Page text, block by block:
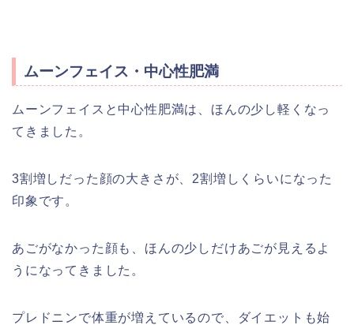
ムーンフェイス・中心性肥満
ムーンフェイスと中心性肥満は、ほんの少し軽くなっ
てきました。
3割増しだった顔の大きさが、2割増しくらいになった
印象です。
あごがなかった顔も、ほんの少しだけあごが見えるよ
うになってきました。
プレドニンで体重が増えているので、ダイエットも始